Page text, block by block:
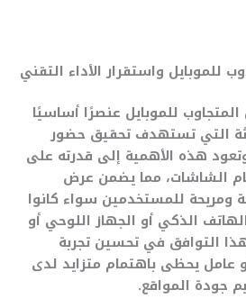
للموبايل واستقرار الأداء التقني
للموبايل عنصرًا أساسيًا
التي تستهدف تحقيق حضور
هذه الأهمية إلى قدرته على
الشاشات، مما يضمن عرض
ومريحة للمستخدمين سواء كانوا
الذكي أو الجهاز اللوحي أو
التوافق في تحسين تجربة
عامل يحظى باهتمام متزايد لدى
جودة المواقع.